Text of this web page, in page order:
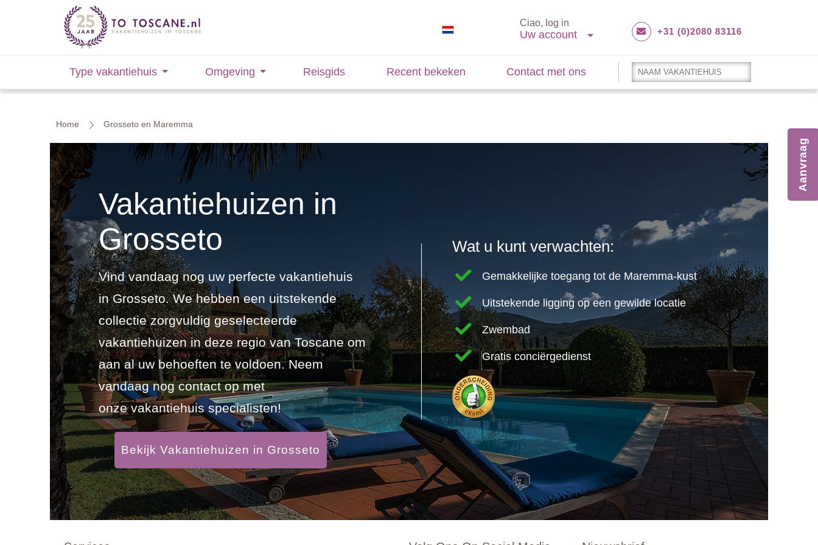
Ciao, log in
Uw account +31 (0)2080 83116
Type vakantiehuis Omgeving Reisgids Recent bekeken Contact met ons
Home Grosseto en Maremma
Vakantiehuizen in
Grosseto
Vind vandaag nog uw perfecte vakantiehuis
in Grosseto. We hebben een uitstekende
collectie zorgvuldig geselecteerde
vakantiehuizen in deze regio van Toscane om
aan al uw behoeften te voldoen. Neem
vandaag nog contact op met
onze vakantiehuis specialisten!
Bekijk Vakantiehuizen in Grosseto
Wat u kunt verwachten:
Gemakkelijke toegang tot de Maremma-kust
Uitstekende ligging op een gewilde locatie
Zwembad
Gratis conciërgedienst
Aanvraag